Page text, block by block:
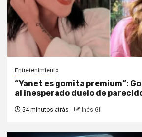
Entretenimiento
“Yanet es gomita premium”:
al inesperado duelo de
54 minutos atrás Inés Gil